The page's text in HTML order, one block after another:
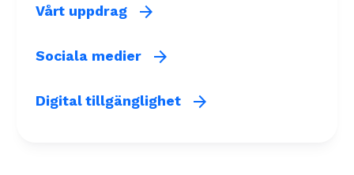
Vårt uppdrag arrow_forward
Sociala medier arrow_forward
Digital tillgänglighet arrow_forward